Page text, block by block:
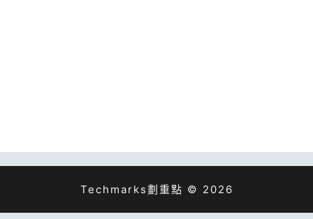
Techmarks劃重點 © 2026